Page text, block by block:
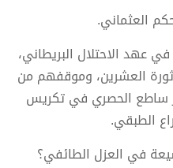
العثماني.
عهد الاحتلال البريطاني،
العشرين، وموقفهم من
ساطع الحصري في تكريس
الطبقي.
في العزل الطائفي؟